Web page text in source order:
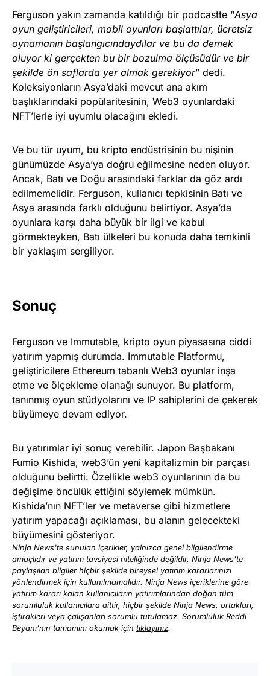
Ferguson yakın zamanda katıldığı bir podcastte “Asya
oyun geliştiricileri, mobil oyunları başlattılar, ücretsiz
oynamanın başlangıcındaydılar ve bu da demek
oluyor ki gerçekten bu bir bozulma ölçüsüdür ve bir
şekilde ön saflarda yer almak gerekiyor” dedi.
Koleksiyonların Asya’daki mevcut ana akım
başlıklarındaki popülaritesinin, Web3 oyunlardaki
NFT’lerle iyi uyumlu olacağını ekledi.
Ve bu tür uyum, bu kripto endüstrisinin bu nişinin
günümüzde Asya’ya doğru eğilmesine neden oluyor.
Ancak, Batı ve Doğu arasındaki farklar da göz ardı
edilmemelidir. Ferguson, kullanıcı tepkisinin Batı ve
Asya arasında farklı olduğunu belirtiyor. Asya’da
oyunlara karşı daha büyük bir ilgi ve kabul
görmekteyken, Batı ülkeleri bu konuda daha temkinli
bir yaklaşım sergiliyor.
Sonuç
Ferguson ve Immutable, kripto oyun piyasasına ciddi
yatırım yapmış durumda. Immutable Platformu,
geliştiricilere Ethereum tabanlı Web3 oyunlar inşa
etme ve ölçekleme olanağı sunuyor. Bu platform,
tanınmış oyun stüdyolarını ve IP sahiplerini de çekerek
büyümeye devam ediyor.
Bu yatırımlar iyi sonuç verebilir. Japon Başbakanı
Fumio Kishida, web3’ün yeni kapitalizmin bir parçası
olduğunu belirtti. Özellikle web3 oyunlarının da bu
değişime öncülük ettiğini söylemek mümkün.
Kishida’nın NFT’ler ve metaverse gibi hizmetlere
yatırım yapacağı açıklaması, bu alanın gelecekteki
büyümesini gösteriyor.
Ninja News’te sunulan içerikler, yalnızca genel bilgilendirme
amaçlıdır ve yatırım tavsiyesi niteliğinde değildir. Ninja News’te
paylaşılan bilgiler hiçbir şekilde bireysel yatırım kararlarınızı
yönlendirmek için kullanılmamalıdır. Ninja News içeriklerine göre
yatırım kararı kalan kullanıcıların yatırımlarından doğan tüm
sorumluluk kullanıcılara aittir, hiçbir şekilde Ninja News, ortakları,
iştirakleri veya çalışanları sorumlu tutulamaz. Sorumluluk Reddi
Beyanı’nın tamamını okumak için tıklayınız.